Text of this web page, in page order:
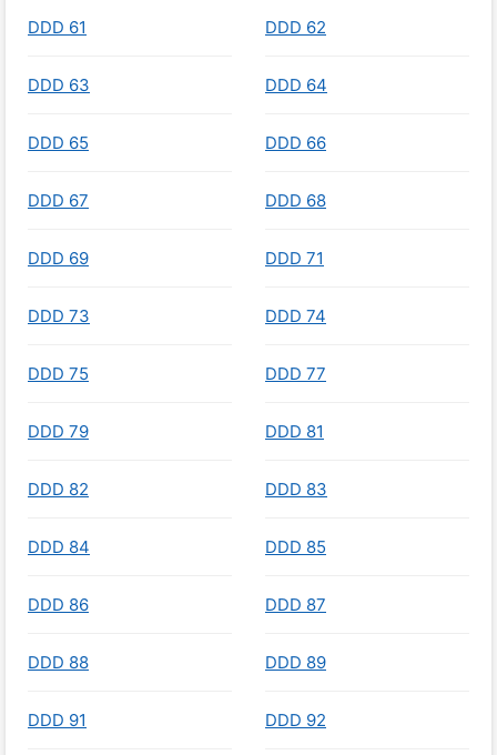
DDD 61 DDD 62
DDD 63 DDD 64
DDD 65 DDD 66
DDD 67 DDD 68
DDD 69 DDD 71
DDD 73 DDD 74
DDD 75 DDD 77
DDD 79 DDD 81
DDD 82 DDD 83
DDD 84 DDD 85
DDD 86 DDD 87
DDD 88 DDD 89
DDD 91 DDD 92